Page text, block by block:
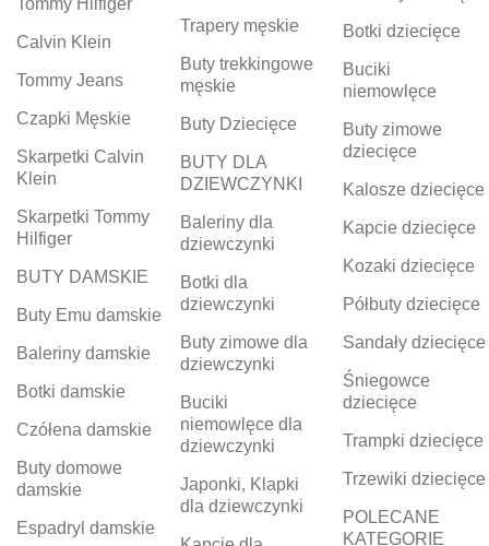
Tommy Hilfiger
Calvin Klein
Tommy Jeans
Czapki Męskie
Skarpetki Calvin
Klein
Skarpetki Tommy
Hilfiger
BUTY DAMSKIE
Buty Emu damskie
Baleriny damskie
Botki damskie
Czółena damskie
Buty domowe
damskie
Espadryl damskie
Trapery męskie
Buty trekkingowe
męskie
Buty Dziecięce
BUTY DLA
DZIEWCZYNKI
Baleriny dla
dziewczynki
Botki dla
dziewczynki
Buty zimowe dla
dziewczynki
Buciki
niemowlęce dla
dziewczynki
Japonki, Klapki
dla dziewczynki
Botki dziecięce
Buciki
niemowlęce
Buty zimowe
dziecięce
Kalosze dziecięce
Kapcie dziecięce
Kozaki dziecięce
Półbuty dziecięce
Sandały dziecięce
Śniegowce
dziecięce
Trampki dziecięce
Trzewiki dziecięce
POLECANE
KATEGORIE